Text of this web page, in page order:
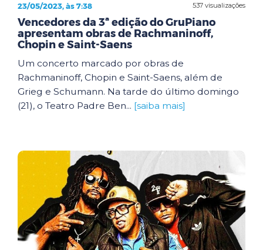
537 visualizações
23/05/2023, às 7:38
Vencedores da 3ª edição do GruPiano
apresentam obras de Rachmaninoff,
Chopin e Saint-Saens
Um concerto marcado por obras de
Rachmaninoff, Chopin e Saint-Saens, além de
Grieg e Schumann. Na tarde do último domingo
(21), o Teatro Padre Ben... [saiba mais]